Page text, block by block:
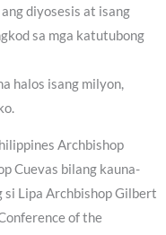
diyosesis at isang
sa mga katutubong
halos isang milyon,
Archbishop
Cuevas bilang kauna-
si Lipa Archbishop Gilbert
of the